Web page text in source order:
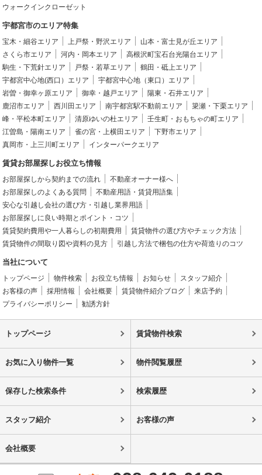
ウォークインクローゼット
宇都宮市のエリア特集
宝木・細谷エリア 上戸祭・野沢エリア
山本・富士見が丘エリア
さくら市エリア
河内・岡本エリア
高根沢町宝石台光陽台エリア
駒生・下荒針エリア
戸祭・若草エリア
鶴田・砥上エリア
宇都宮中心地(西口）エリア
宇都宮中心地（東口）エリア
岩曽・御幸ヶ原エリア
御幸・越戸エリア
陽東・石井エリア
鹿沼市エリア
西川田エリア 南宇都宮駅不動前エリア
簗瀬・下栗エリア
峰・平松本町エリア
清原ゆいの杜エリア
壬生町・おもちゃの町エリア
江曽島・陽南エリア
雀の宮・上横田エリア
下野市エリア
真岡市・上三川町エリア
インターパークエリア
賃貸お部屋探しお役立ち情報
お部屋探しから契約までの流れ
不動産オーナー様へ
お部屋探しのよくある質問
不動産用語・賃貸用語集
安心な引越し会社の選び方・引越し業界用語
お部屋探しに良い時期とポイント・コツ
賃貸契約費用や一人暮らしの初期費用
賃貸物件の選び方やチェック方法
賃貸物件の間取り図や資料の見方
引越し方法で梱包の仕方や荷造りのコツ
当社について
トップページ 物件検索 お役立ち情報 お知らせ
スタッフ紹介
お客様の声
採用情報 会社概要 賃貸物件紹介ブログ
来店予約
プライバシーポリシー
勧誘方針
トップページ 賃貸物件検索
お気に入り物件一覧 物件閲覧履歴
保存した検索条件 検索履歴
スタッフ紹介 お客様の声
会社概要